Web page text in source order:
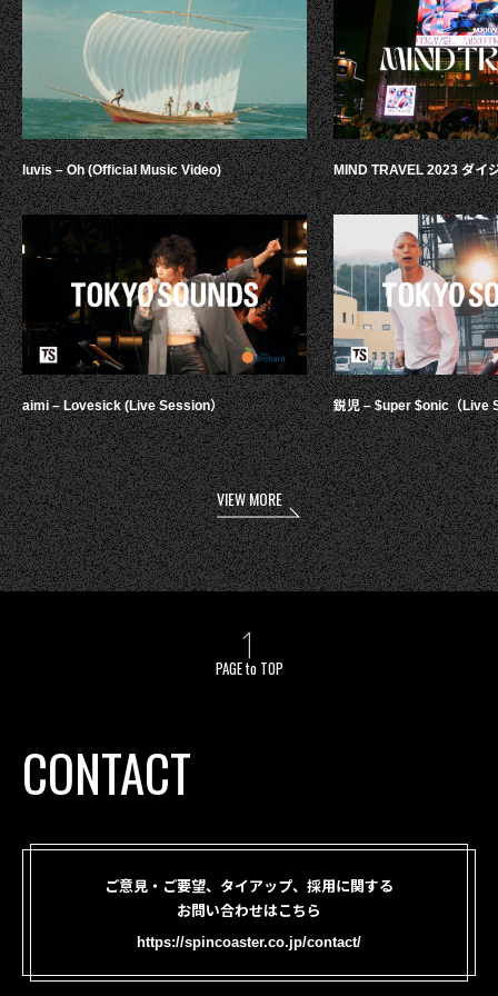
luvis – Oh (Official Music Video)
aimi – Lovesick (Live Session）
MIND TRAVEL 2023 ダイ
鋭児 – $uper $onic（Live
VIEW MORE
PAGE to TOP
CONTACT
ご意見・ご要望、タイアップ、採用に関する
お問い合わせはこちら
https://spincoaster.co.jp/contact/